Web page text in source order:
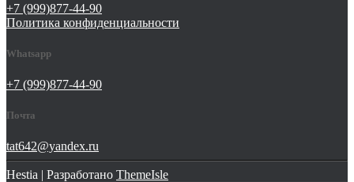
+7 (999)877-44-90
Политика конфиденциальности
Whatsapp
+7 (999)877-44-90
Почта
tat642@yandex.ru
Hestia | Разработано ThemeIsle